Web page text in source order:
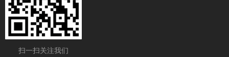
扫一扫关注我们